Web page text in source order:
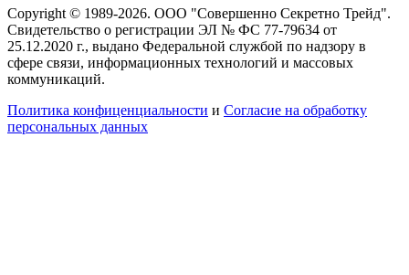
Copyright © 1989-2026. ООО "Совершенно Секретно Трейд".
Свидетельство о регистрации ЭЛ № ФС 77-79634 от
25.12.2020 г., выдано Федеральной службой по надзору в
сфере связи, информационных технологий и массовых
коммуникаций.
Политика конфиценциальности и Согласие на обработку
персональных данных